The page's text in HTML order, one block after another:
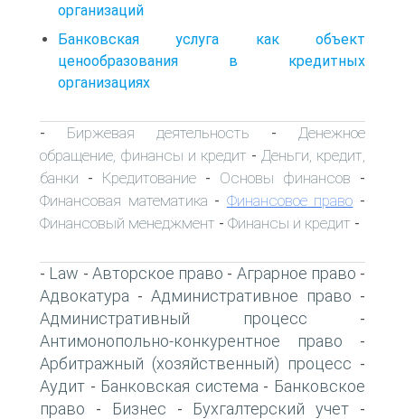
организаций
Банковская услуга как объект
ценообразования в кредитных
организациях
- Биржевая деятельность - Денежное
обращение, финансы и кредит - Деньги, кредит,
банки - Кредитование - Основы финансов -
Финансовая математика - Финансовое право -
Финансовый менеджмент - Финансы и кредит -
- Law - Авторское право - Аграрное право -
Адвокатура - Административное право -
Административный процесс -
Антимонопольно-конкурентное право -
Арбитражный (хозяйственный) процесс -
Аудит - Банковская система - Банковское
право - Бизнес - Бухгалтерский учет -